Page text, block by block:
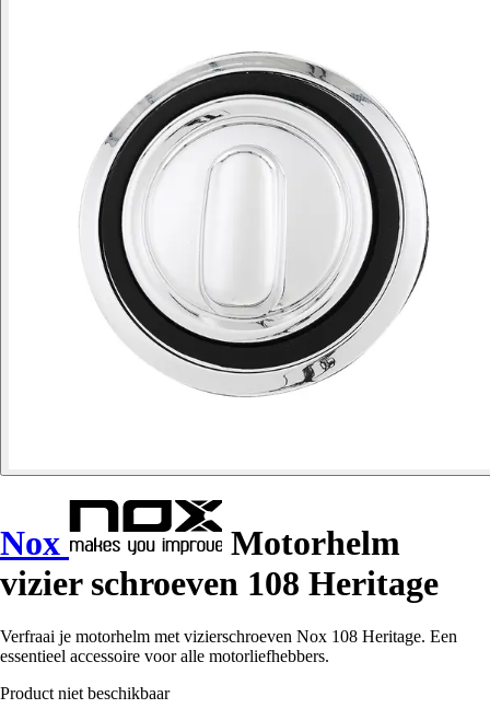
Nox
Motorhelm
vizier schroeven 108 Heritage
Verfraai je motorhelm met vizierschroeven Nox 108 Heritage. Een
essentieel accessoire voor alle motorliefhebbers.
Product niet beschikbaar